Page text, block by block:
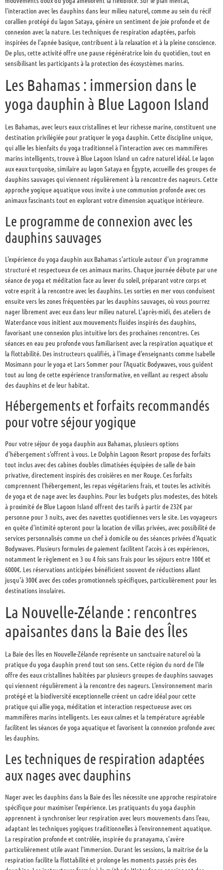
l'interaction avec les dauphins dans leur milieu naturel, comme au sein du récif
corallien protégé du lagon Sataya, génère un sentiment de joie profonde et de
connexion avec la nature. Les techniques de respiration adaptées, parfois
inspirées de l'apnée basique, contribuent à la relaxation et à la pleine conscience.
De plus, cette activité offre une pause régénératrice loin du quotidien, tout en
sensibilisant les participants à la protection des écosystèmes marins.
Les Bahamas : immersion dans le
yoga dauphin à Blue Lagoon Island
Les Bahamas, avec leurs eaux cristallines et leur richesse marine, constituent une
destination privilégiée pour pratiquer le yoga dauphin. Cette discipline unique,
qui allie les bienfaits du yoga traditionnel à l'interaction avec ces mammifères
marins intelligents, trouve à Blue Lagoon Island un cadre naturel idéal. Le lagon
aux eaux turquoise, similaire au lagon Sataya en Égypte, accueille des groupes de
dauphins sauvages qui viennent régulièrement à la rencontre des nageurs. Cette
approche yogique aquatique vous invite à une communion profonde avec ces
animaux fascinants tout en explorant votre dimension aquatique intérieure.
Le programme de connexion avec les
dauphins sauvages
L'expérience du yoga dauphin aux Bahamas s'articule autour d'un programme
structuré et respectueux de ces animaux marins. Chaque journée débute par une
séance de yoga et méditation face au lever du soleil, préparant votre corps et
votre esprit à la rencontre avec les dauphins. Les sorties en mer vous conduisent
ensuite vers les zones fréquentées par les dauphins sauvages, où vous pourrez
nager librement avec eux dans leur milieu naturel. L'après-midi, des ateliers de
Waterdance vous initient aux mouvements fluides inspirés des dauphins,
favorisant une connexion plus intuitive lors des prochaines rencontres. Ces
séances en eau peu profonde vous familiarisent avec la respiration aquatique et
la flottabilité. Des instructeurs qualifiés, à l'image d'enseignants comme Isabelle
Mosimann pour le yoga et Lars Sommer pour l'Aquatic Bodywaves, vous guident
tout au long de cette expérience transformative, en veillant au respect absolu
des dauphins et de leur habitat.
Hébergements et forfaits recommandés
pour votre séjour yogique
Pour votre séjour de yoga dauphin aux Bahamas, plusieurs options
d'hébergement s'offrent à vous. Le Dolphin Lagoon Resort propose des forfaits
tout inclus avec des cabines doubles climatisées équipées de salle de bain
privative, directement inspirés des croisières en mer Rouge. Ces forfaits
comprennent l'hébergement, les repas végétariens frais, et toutes les activités
de yoga et de nage avec les dauphins. Pour les budgets plus modestes, des hôtels
à proximité de Blue Lagoon Island offrent des tarifs à partir de 232€ par
personne pour 3 nuits, avec des navettes quotidiennes vers le site. Les voyageurs
en quête d'intimité opteront pour la location de villas privées, avec possibilité de
services personnalisés comme un chef à domicile ou des séances privées d'Aquatic
Bodywaves. Plusieurs formules de paiement facilitent l'accès à ces expériences,
notamment le règlement en 3 ou 4 fois sans frais pour les séjours entre 100€ et
6000€. Les réservations anticipées bénéficient souvent de réductions allant
jusqu'à 300€ avec des codes promotionnels spécifiques, particulièrement pour les
destinations insulaires.
La Nouvelle-Zélande : rencontres
apaisantes dans la Baie des Îles
La Baie des Îles en Nouvelle-Zélande représente un sanctuaire naturel où la
pratique du yoga dauphin prend tout son sens. Cette région du nord de l'île
offre des eaux cristallines habitées par plusieurs groupes de dauphins sauvages
qui viennent régulièrement à la rencontre des nageurs. L'environnement marin
protégé et la biodiversité exceptionnelle créent un cadre idéal pour cette
pratique qui allie yoga, méditation et interaction respectueuse avec ces
mammifères marins intelligents. Les eaux calmes et la température agréable
facilitent les séances de yoga aquatique et favorisent la connexion profonde avec
les dauphins.
Les techniques de respiration adaptées
aux nages avec dauphins
Nager avec les dauphins dans la Baie des Îles nécessite une approche respiratoire
spécifique pour maximiser l'expérience. Les pratiquants du yoga dauphin
apprennent à synchroniser leur respiration avec leurs mouvements dans l'eau,
adaptant les techniques yogiques traditionnelles à l'environnement aquatique.
La respiration profonde et contrôlée, inspirée du pranayama, s'avère
particulièrement utile avant l'immersion. Durant les sessions, la maîtrise de la
respiration facilite la flottabilité et prolonge les moments passés près des